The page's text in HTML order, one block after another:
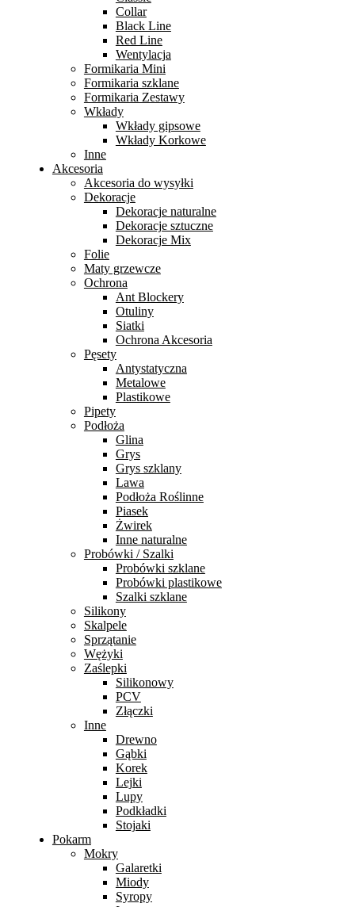
Collar
Black Line
Red Line
Wentylacja
Formikaria Mini
Formikaria szklane
Formikaria Zestawy
Wkłady
Wkłady gipsowe
Wkłady Korkowe
Inne
Akcesoria
Akcesoria do wysyłki
Dekoracje
Dekoracje naturalne
Dekoracje sztuczne
Dekoracje Mix
Folie
Maty grzewcze
Ochrona
Ant Blockery
Otuliny
Siatki
Ochrona Akcesoria
Pęsety
Antystatyczna
Metalowe
Plastikowe
Pipety
Podłoża
Glina
Grys
Grys szklany
Lawa
Podłoża Roślinne
Piasek
Żwirek
Inne naturalne
Probówki / Szalki
Probówki szklane
Probówki plastikowe
Szalki szklane
Silikony
Skalpele
Sprzątanie
Wężyki
Zaślepki
Silikonowy
PCV
Złączki
Inne
Drewno
Gąbki
Korek
Lejki
Lupy
Podkładki
Stojaki
Pokarm
Mokry
Galaretki
Miody
Syropy